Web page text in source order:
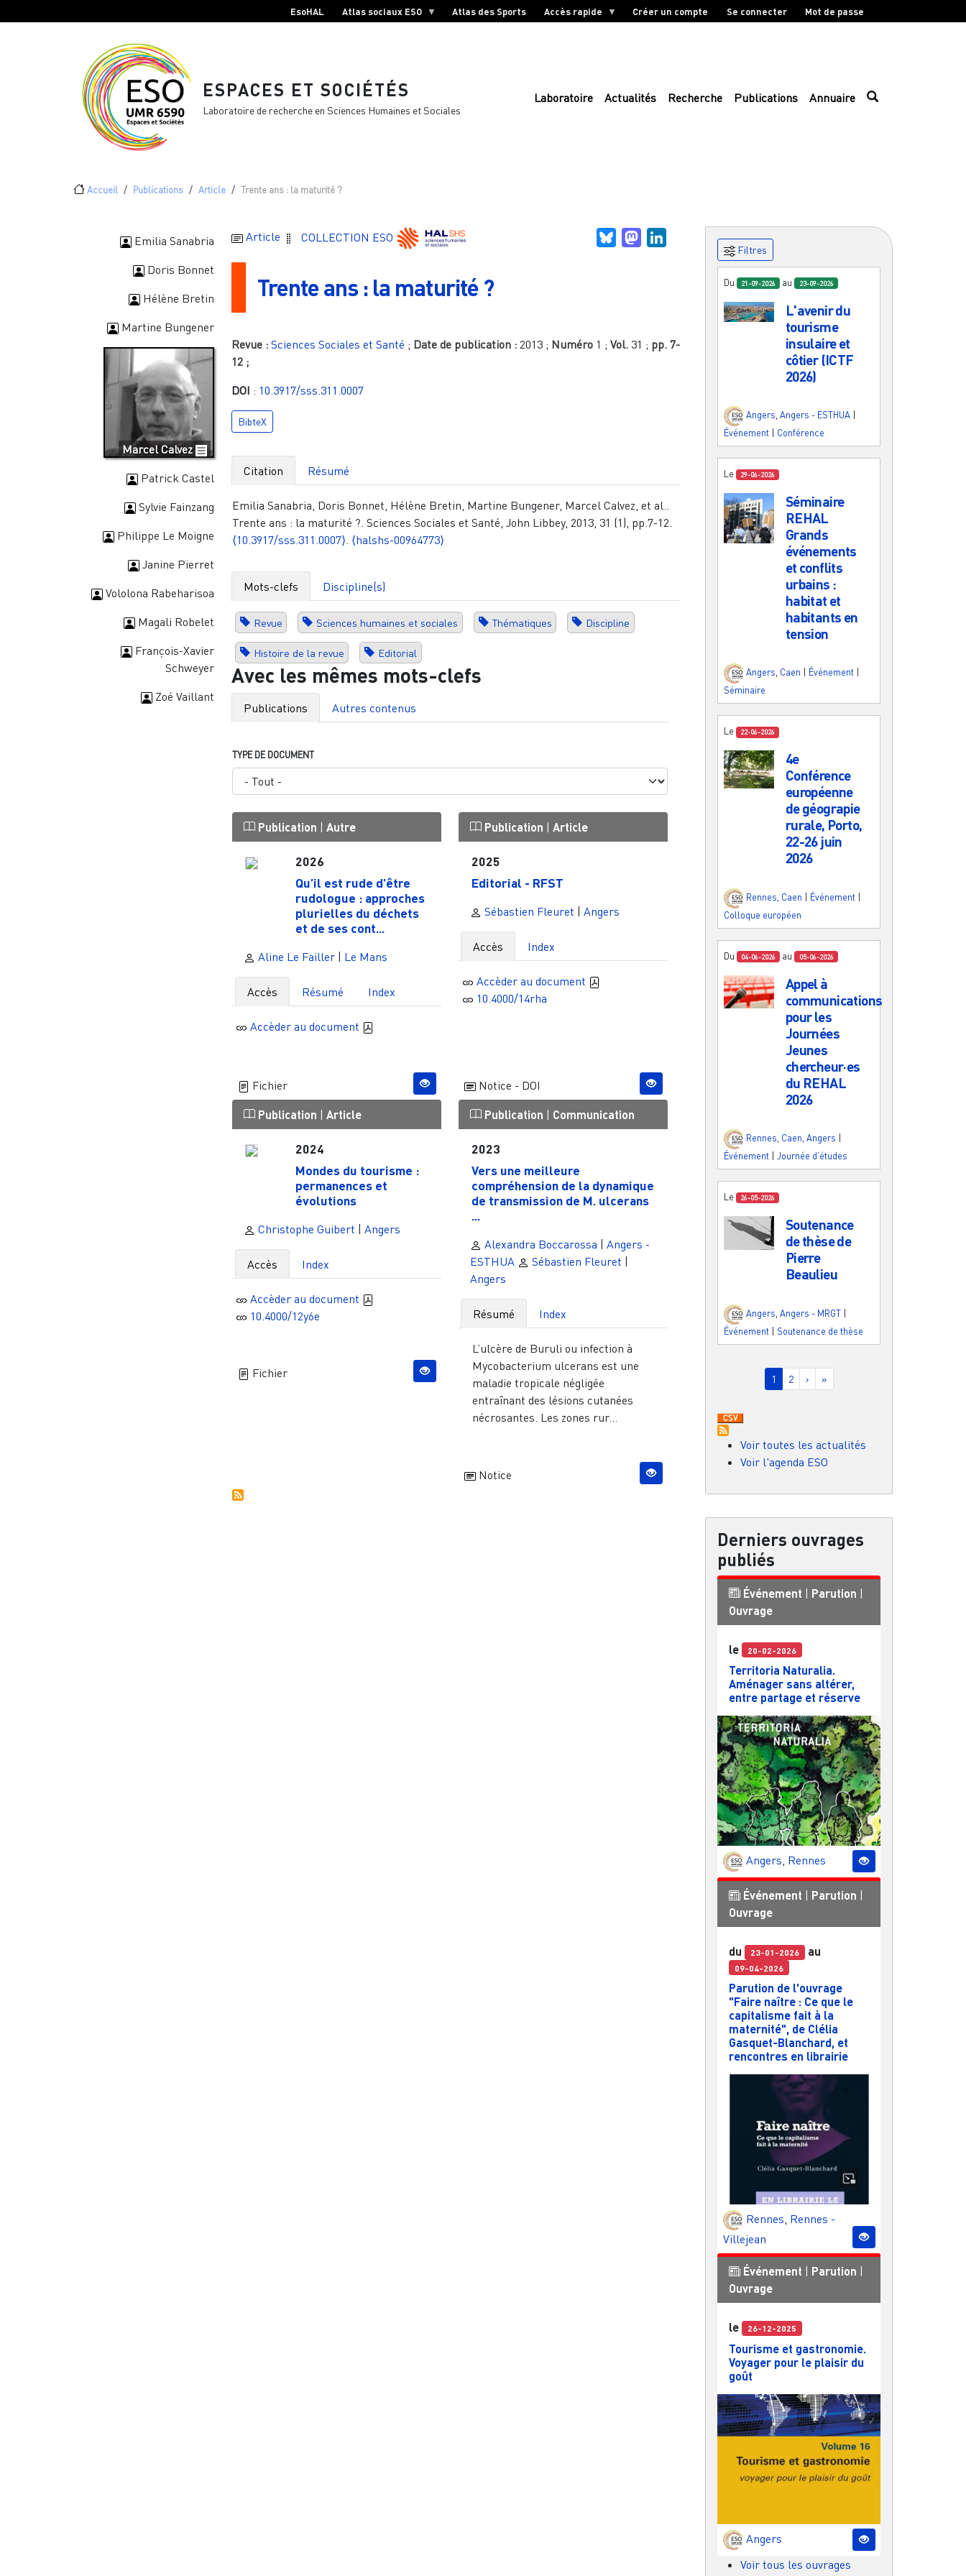
EsoHAL Atlas sociaux ESO Atlas des Sports Accès rapide Créer un compte Se connecter Mot de passe
ESPACES ET SOCIÉTÉS
Laboratoire de recherche en Sciences Humaines et Sociales
Laboratoire Actualités Recherche Publications Annuaire
Fil d'Ariane
Accueil Publications Article Trente ans : la maturité ?
Emilia Sanabria
Doris Bonnet
Hélène Bretin
Martine Bungener
Marcel Calvez
Patrick Castel
Sylvie Fainzang
Philippe Le Moigne
Janine Pierret
Vololona Rabeharisoa
Magali Robelet
François-Xavier
Schweyer
Zoé Vaillant
Article COLLECTION ESO BlueskyMastodon
Trente ans : la maturité ?
Revue : Sciences Sociales et Santé ; Date de publication : 2013 ; Numéro 1 ; Vol. 31 ; pp. 7-
12 ;
DOI : 10.3917/sss.311.0007
BibteX
Citation Résumé
Emilia Sanabria, Doris Bonnet, Hélène Bretin, Martine Bungener, Marcel Calvez, et al..
Trente ans : la maturité ?. Sciences Sociales et Santé, John Libbey, 2013, 31 (1), pp.7-12.
⟨10.3917/sss.311.0007⟩ ⟨halshs-00964773⟩
Mots-clefs Discipline(s)
Revue Sciences humaines et sociales Thématiques Discipline
Histoire de la revue Editorial
Avec les mêmes mots-clefs
Publications Autres contenus
TYPE DE DOCUMENT
Publication |Autre
2026
Qu’il est rude d’être
rudologue : approches
plurielles du déchets
et de ses cont...
Aline Le Failler | Le Mans
Accès Résumé Index
Accèder au document
Fichier
Publication |Article
2025
Editorial - RFST
Sébastien Fleuret |Angers
Accès Index
Accèder au document
10.4000/14rha
Notice - DOI
Publication |Article
2024
Mondes du tourisme :
permanences et
évolutions
Christophe Guibert |Angers
Accès Index
Accèder au document
10.4000/12y6e
Fichier
Publication | Communication
2023
Vers une meilleure
compréhension de la dynamique
de transmission de M. ulcerans
...
Alexandra Boccarossa |Angers -
ESTHUA
Sébastien Fleuret |
Angers
Résumé Index
L’ulcère de Buruli ou infection à
Mycobacterium ulcerans est une
maladie tropicale négligée
entraînant des lésions cutanées
nécrosantes. Les zones rur...
Notice
Filtres
Du 21-09-2026 au 23-09-2026
L'avenir du
tourisme
insulaire et
côtier (ICTF
2026)
Angers Angers - ESTHUA
Événement
Conférence
Le 29-06-2026
Séminaire
REHAL
Grands
événements
et conflits
urbains :
habitat et
habitants en
tension
Angers, Caen Événement
Séminaire
Le 22-06-2026
4e
Conférence
européenne
de géograpie
rurale, Porto,
22-26 juin
2026
Rennes Caen Événement
Colloque européen
Du 04-06-2026 au 05-06-2026
Appel à
communications
pour les
Journées
Jeunes
chercheur·es
du REHAL
2026
Rennes, Caen, Angers
Événement
Journée d'études
Le 26-05-2026
Soutenance
de thèse de
Pierre
Beaulieu
Angers Angers - MRGT
Événement | Soutenance de thèse
Pagination
Page courante
1 Page
2 Page suivante
› Dernière page
»
Voir toutes les actualités
Voir l'agenda ESO
Derniers ouvrages
publiés
Événement | Parution |
Ouvrage
le 20-02-2026
Territoria Naturalia.
Aménager sans altérer,
entre partage et réserve
Angers, Rennes
Événement Parution
Ouvrage
du 23-01-2026 au
09-04-2026
Parution de l'ouvrage
"Faire naître : Ce que le
capitalisme fait à la
maternité", de Clélia
Gasquet-Blanchard, et
rencontres en librairie
Rennes, Rennes -
Villejean
Événement Parution
Ouvrage
le 26-12-2025
Tourisme et gastronomie.
Voyager pour le plaisir du
goût
Angers
Voir tous les ouvrages